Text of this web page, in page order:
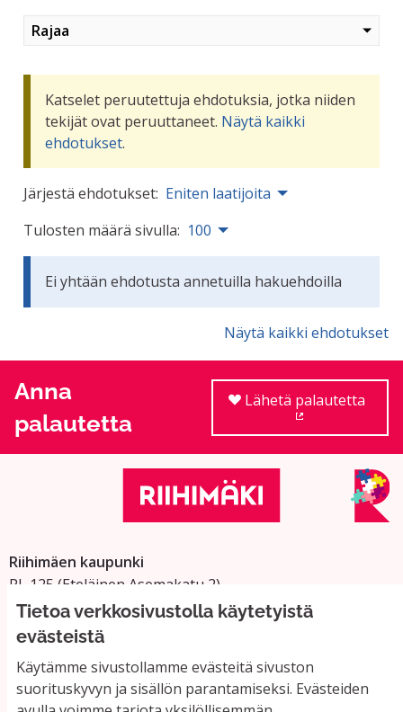
Tietoa verkkosivustolla käytetyistä
evästeistä
Käytämme sivustollamme evästeitä sivuston
suorituskyvyn ja sisällön parantamiseksi. Evästeiden
Rajaa
Katselet peruutettuja ehdotuksia, jotka niiden
tekijät ovat peruuttaneet. Näytä kaikki
ehdotukset.
Järjestä ehdotukset: Eniten laatijoita
Tulosten määrä sivulla: 100
Ei yhtään ehdotusta annetuilla hakuehdoilla
Näytä kaikki ehdotukset
Anna
palautetta
Lähetä palautetta
Riihimäen kaupunki
PL 125 (Eteläinen Asemakatu 2)
11101 Riihimäki
Vaihde: 019 758 4000
Sähköpostiosoitteet:
etunimi.sukunimi@riihimaki.fi